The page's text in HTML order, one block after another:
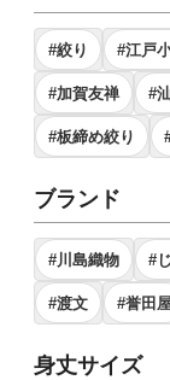
#絞り #江戸
#加賀友禅 #
#板締め絞り
ブランド
#川島織物 #
#渡文 #誉田
身丈サイズ